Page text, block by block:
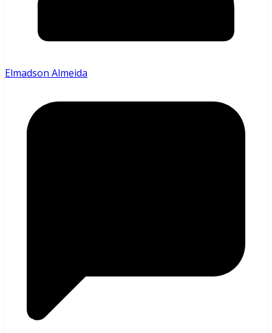
Elmadson Almeida